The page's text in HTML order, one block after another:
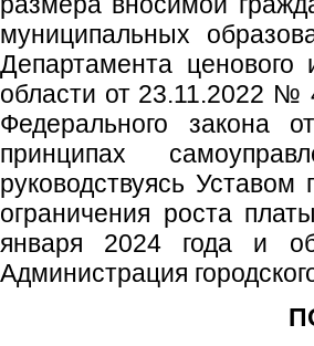
муниципальных
Департамента ценового
области от 23.11.2022 №
Федерального
принципах
руководствуясь Уставом
ограничения роста
января 2024 года и
Администрация